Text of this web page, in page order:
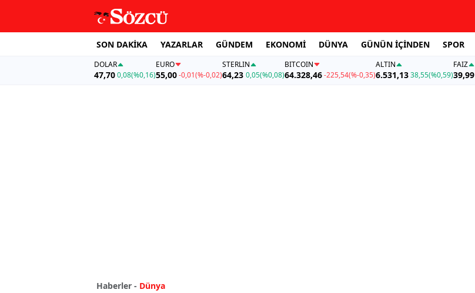
SON DAKİKA YAZARLAR GÜNDEM EKONOMİ DÜNYA GÜNÜN İÇİNDEN SPOR
DOLAR
47,700,08(%0,16)
EURO
55,00 -0,01(%-0,02)
STERLIN
64,23 0,05(%0,08)
BITCOIN
64.328,46-225,54(%-0,35)
ALTIN
6.531,1338,55(%0,59)
FAİZ
39,99
Haberler - Dünya